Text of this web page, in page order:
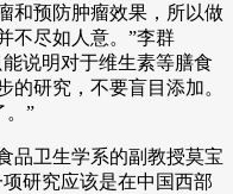
和预防肿瘤效果，所以做
不尽如人意。”李群
说明对于维生素等膳食
的研究，不要盲目添加。
。”
品卫生学系的副教授莫宝
研究应该是在中国西部